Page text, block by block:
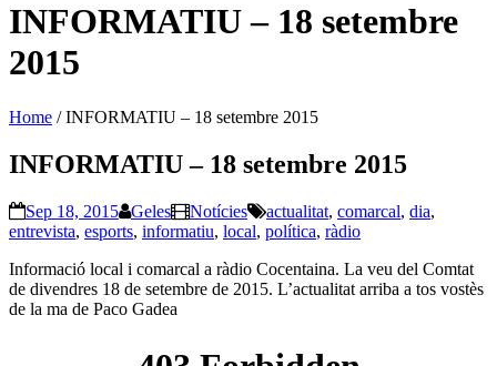
INFORMATIU – 18 setembre
2015
Home /INFORMATIU – 18 setembre 2015
INFORMATIU – 18 setembre 2015
Sep 18, 2015 Geles Notícies actualitat, comarcal, dia,
entrevista, esports, informatiu, local, política, ràdio
Informació local i comarcal a ràdio Cocentaina. La veu del Comtat
de divendres 18 de setembre de 2015. L’actualitat arriba a tos vostès
de la ma de Paco Gadea